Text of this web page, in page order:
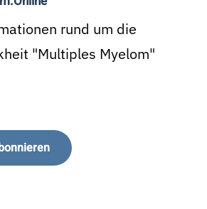
rund um die
"Multiples Myelom"